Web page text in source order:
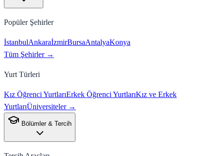
Popüler Şehirler
İstanbulAnkaraİzmirBursaAntalyaKonya
Tüm Şehirler →
Yurt Türleri
Kız Öğrenci YurtlarıErkek Öğrenci YurtlarıKız ve Erkek
YurtlarıÜniversiteler →
Bölümler & Tercih